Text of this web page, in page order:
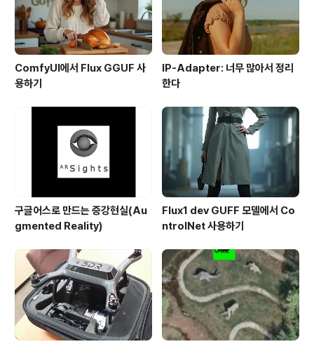
ComfyUI에서 Flux GGUF 사
용하기
IP-Adapter: 너무 많아서 정리
한다
구글어스로 만드는 증강현실(Au
gmented Reality)
Flux1 dev GUFF 모델에서 Co
ntrolNet 사용하기